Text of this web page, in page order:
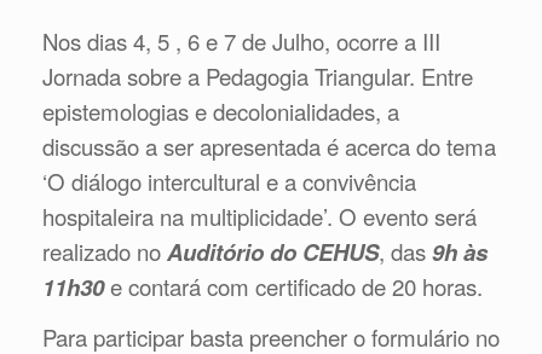
Nos dias 4, 5 , 6 e 7 de Julho, ocorre a III
Jornada sobre a Pedagogia Triangular. Entre
epistemologias e decolonialidades, a
discussão a ser apresentada é acerca do tema
‘O diálogo intercultural e a convivência
hospitaleira na multiplicidade’. O evento será
realizado noAuditório do CEHUS, das9h às
11h30e contará com certificado de 20 horas.
Para participar basta preencher o formulário no